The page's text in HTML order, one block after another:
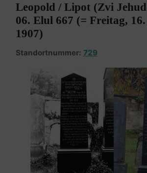
Leopold / Lipot (Zvi
06. Elul 667 (= Freitag,
1907)
Standortnummer: 729